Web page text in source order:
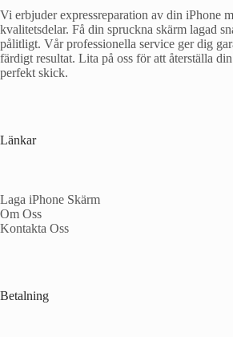
Vi erbjuder expressreparation av din iPhone
kvalitetsdelar. Få din spruckna skärm lagad
pålitligt. Vår professionella service ger dig
färdigt resultat. Lita på oss för att återställa
perfekt skick.
Länkar
Laga iPhone Skärm
Om Oss
Kontakta Oss
Betalning